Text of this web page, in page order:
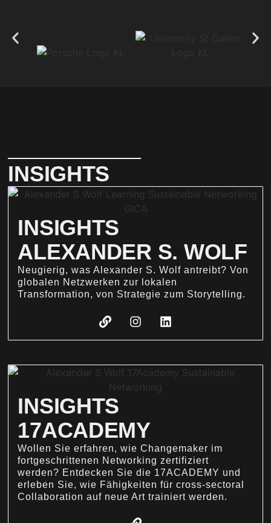
INSIGHTS
INSIGHTS
ALEXANDER S. WOLF
Neugierig, was Alexander S. Wolf antreibt? Von
globalen Netzwerken zur lokalen
Transformation, von Strategie zum Storytelling.
INSIGHTS
17ACADEMY
Wollen Sie erfahren, wie Changemaker im
fortgeschrittenen Networking zertifiziert
werden? Entdecken Sie die 17ACADEMY und
erleben Sie, wie Fähigkeiten für cross-sectoral
Collaboration auf neue Art trainiert werden.